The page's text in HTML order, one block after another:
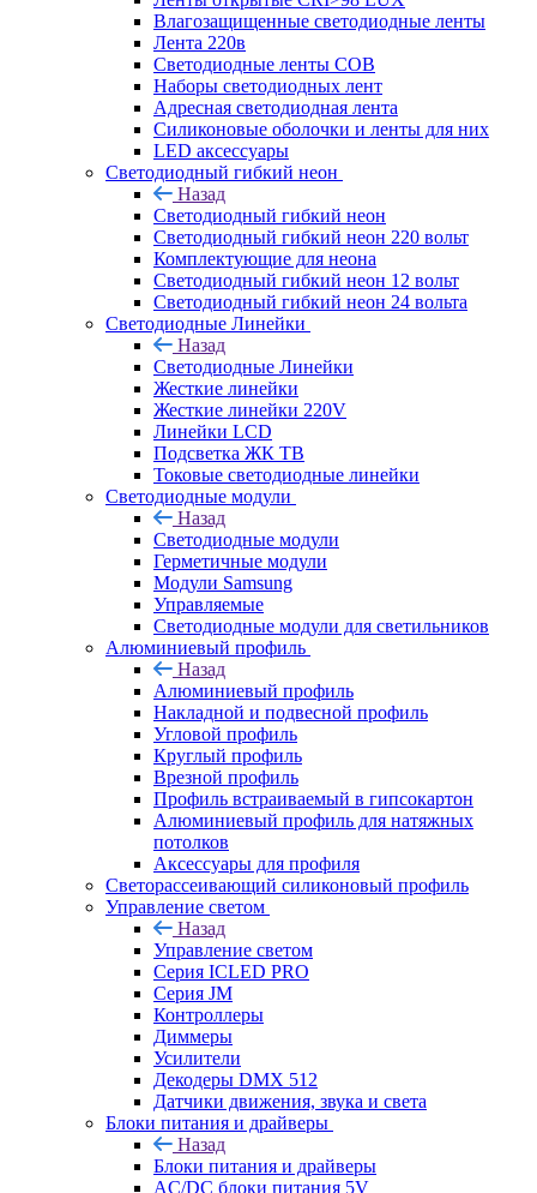
Влагозащищенные светодиодные ленты
Лента 220в
Светодиодные ленты COB
Наборы светодиодных лент
Адресная светодиодная лента
Силиконовые оболочки и ленты для них
LED аксессуары
Светодиодный гибкий неон
Назад
Светодиодный гибкий неон
Светодиодный гибкий неон 220 вольт
Комплектующие для неона
Светодиодный гибкий неон 12 вольт
Светодиодный гибкий неон 24 вольта
Светодиодные Линейки
Назад
Светодиодные Линейки
Жесткие линейки
Жесткие линейки 220V
Линейки LCD
Подсветка ЖК ТВ
Токовые светодиодные линейки
Светодиодные модули
Назад
Светодиодные модули
Герметичные модули
Модули Samsung
Управляемые
Светодиодные модули для светильников
Алюминиевый профиль
Назад
Алюминиевый профиль
Накладной и подвесной профиль
Угловой профиль
Круглый профиль
Врезной профиль
Профиль встраиваемый в гипсокартон
Алюминиевый профиль для натяжных
потолков
Аксессуары для профиля
Светорассеивающий силиконовый профиль
Управление светом
Назад
Управление светом
Серия ICLED PRO
Серия JM
Контроллеры
Диммеры
Усилители
Декодеры DMX 512
Датчики движения, звука и света
Блоки питания и драйверы
Назад
Блоки питания и драйверы
AC/DC блоки питания 5V